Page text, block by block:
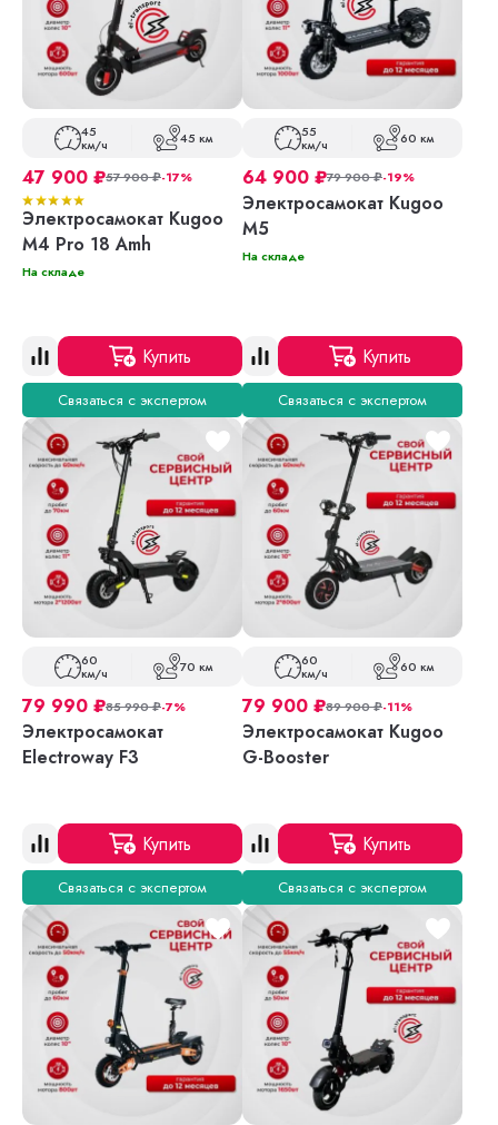
45
км/ч 45 км
47 900 ₽57 900₽-17%
Электросамокат Kugoo
M4 Pro 18 Amh
На складе
Купить
Связаться с экспертом
55
км/ч 60 км
64 900 ₽79 900₽-19%
Электросамокат Kugoo
M5
На складе
Купить
Связаться с экспертом
60
км/ч 70 км
79 990 ₽85 990₽-7%
Электросамокат
Electroway F3
Купить
Связаться с экспертом
60
км/ч 60 км
79 900 ₽89 900₽-11%
Электросамокат Kugoo
G-Booster
Купить
Связаться с экспертом